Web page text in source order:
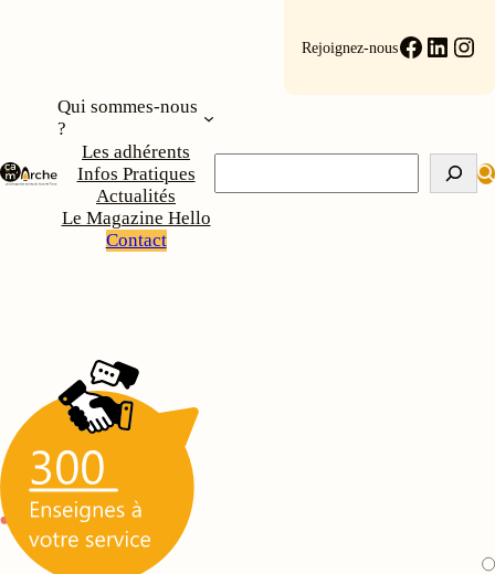
Rejoignez-nous
Qui sommes-nous
?
Les adhérents
Infos Pratiques
Actualités
Le Magazine Hello
Contact